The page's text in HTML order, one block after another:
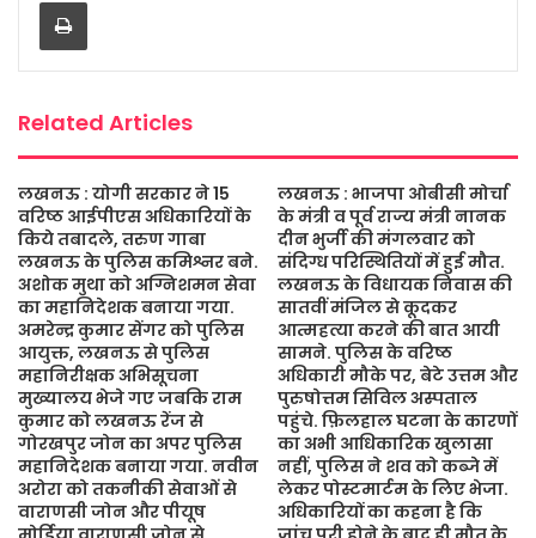
o
o
Related Articles
लखनऊ : योगी सरकार ने 15
वरिष्ठ आईपीएस अधिकारियों के
किये तबादले, तरुण गाबा
लखनऊ के पुलिस कमिश्नर बने.
अशोक मुथा को अग्निशमन सेवा
का महानिदेशक बनाया गया.
अमरेन्द्र कुमार सेंगर को पुलिस
आयुक्त, लखनऊ से पुलिस
महानिरीक्षक अभिसूचना
मुख्यालय भेजे गए जबकि राम
कुमार को लखनऊ रेंज से
गोरखपुर जोन का अपर पुलिस
महानिदेशक बनाया गया. नवीन
अरोरा को तकनीकी सेवाओं से
वाराणसी जोन और पीयूष
लखनऊ : भाजपा ओबीसी मोर्चा
के मंत्री व पूर्व राज्य मंत्री नानक
दीन भुर्जी की मंगलवार को
संदिग्ध परिस्थितियों में हुई मौत.
लखनऊ के विधायक निवास की
सातवीं मंजिल से कूदकर
आत्महत्या करने की बात आयी
सामने. पुलिस के वरिष्ठ
अधिकारी मौके पर, बेटे उत्तम और
पुरुषोत्तम सिविल अस्पताल
पहुंचे. फ़िलहाल घटना के कारणों
का अभी आधिकारिक खुलासा
नहीं, पुलिस ने शव को कब्जे में
लेकर पोस्टमार्टम के लिए भेजा.
अधिकारियों का कहना है कि